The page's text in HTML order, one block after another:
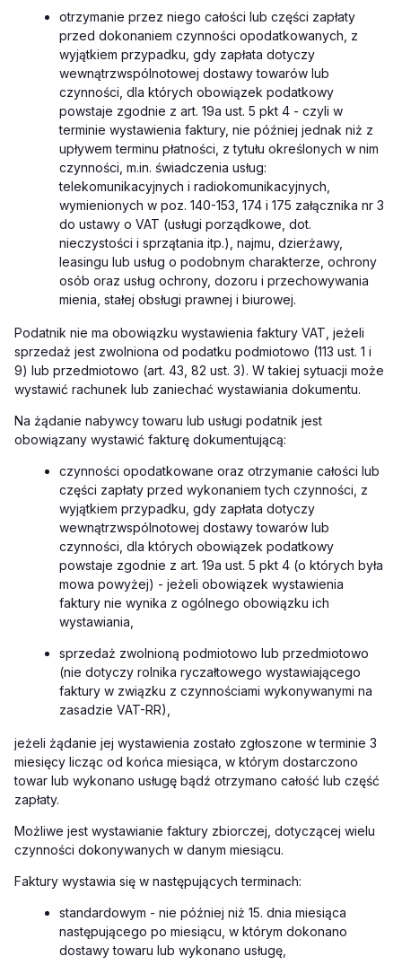
otrzymanie przez niego całości lub części zapłaty
przed dokonaniem czynności opodatkowanych, z
wyjątkiem przypadku, gdy zapłata dotyczy
wewnątrzwspólnotowej dostawy towarów lub
czynności, dla których obowiązek podatkowy
powstaje zgodnie z art. 19a ust. 5 pkt 4 - czyli w
terminie wystawienia faktury, nie później jednak niż z
upływem terminu płatności, z tytułu określonych w nim
czynności, m.in. świadczenia usług:
telekomunikacyjnych i radiokomunikacyjnych,
wymienionych w poz. 140-153, 174 i 175 załącznika nr 3
do ustawy o VAT (usługi porządkowe, dot.
nieczystości i sprzątania itp.), najmu, dzierżawy,
leasingu lub usług o podobnym charakterze, ochrony
osób oraz usług ochrony, dozoru i przechowywania
mienia, stałej obsługi prawnej i biurowej.
Podatnik nie ma obowiązku wystawienia faktury VAT, jeżeli
sprzedaż jest zwolniona od podatku podmiotowo (113 ust. 1 i
9) lub przedmiotowo (art. 43, 82 ust. 3). W takiej sytuacji może
wystawić rachunek lub zaniechać wystawiania dokumentu.
Na żądanie nabywcy towaru lub usługi podatnik jest
obowiązany wystawić fakturę dokumentującą:
czynności opodatkowane oraz otrzymanie całości lub
części zapłaty przed wykonaniem tych czynności, z
wyjątkiem przypadku, gdy zapłata dotyczy
wewnątrzwspólnotowej dostawy towarów lub
czynności, dla których obowiązek podatkowy
powstaje zgodnie z art. 19a ust. 5 pkt 4 (o których była
mowa powyżej) - jeżeli obowiązek wystawienia
faktury nie wynika z ogólnego obowiązku ich
wystawiania,
sprzedaż zwolnioną podmiotowo lub przedmiotowo
(nie dotyczy rolnika ryczałtowego wystawiającego
faktury w związku z czynnościami wykonywanymi na
zasadzie VAT-RR),
jeżeli żądanie jej wystawienia zostało zgłoszone w terminie 3
miesięcy licząc od końca miesiąca, w którym dostarczono
towar lub wykonano usługę bądź otrzymano całość lub część
zapłaty.
Możliwe jest wystawianie faktury zbiorczej, dotyczącej wielu
czynności dokonywanych w danym miesiącu.
Faktury wystawia się w następujących terminach:
standardowym - nie później niż 15. dnia miesiąca
następującego po miesiącu, w którym dokonano
dostawy towaru lub wykonano usługę,